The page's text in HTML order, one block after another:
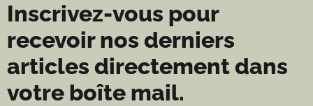
Inscrivez-vous pour
recevoir nos derniers
articles directement dans
votre boîte mail.